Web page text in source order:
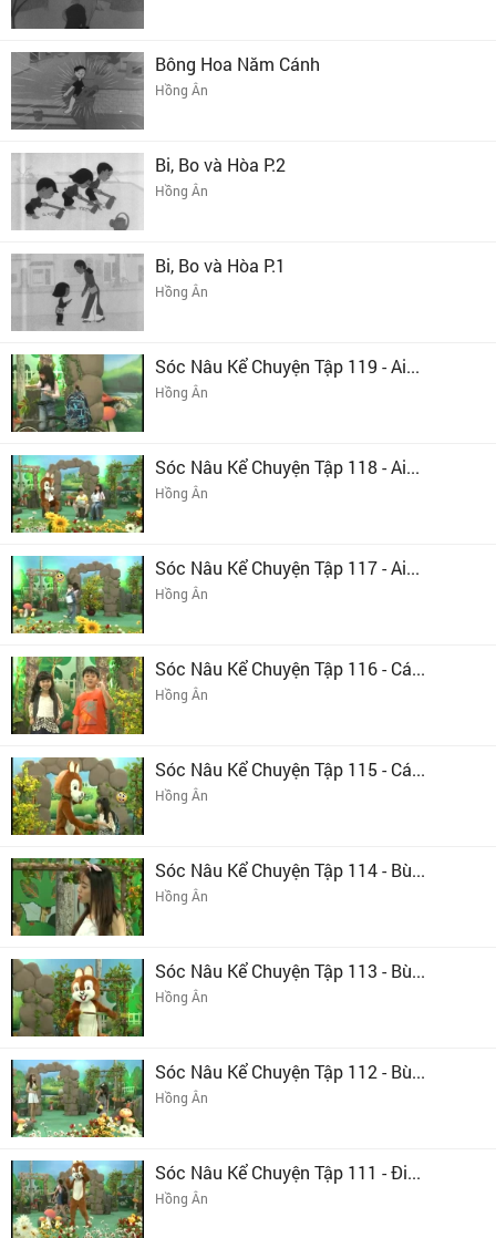
Bông Hoa Năm Cánh
Hồng Ân
Bi, Bo và Hòa P.2
Hồng Ân
Bi, Bo và Hòa P.1
Hồng Ân
Sóc Nâu Kể Chuyện Tập 119 - Ai...
Hồng Ân
Sóc Nâu Kể Chuyện Tập 118 - Ai...
Hồng Ân
Sóc Nâu Kể Chuyện Tập 117 - Ai...
Hồng Ân
Sóc Nâu Kể Chuyện Tập 116 - Cá...
Hồng Ân
Sóc Nâu Kể Chuyện Tập 115 - Cá...
Hồng Ân
Sóc Nâu Kể Chuyện Tập 114 - Bù...
Hồng Ân
Sóc Nâu Kể Chuyện Tập 113 - Bù...
Hồng Ân
Sóc Nâu Kể Chuyện Tập 112 - Bù...
Hồng Ân
Sóc Nâu Kể Chuyện Tập 111 - Đi...
Hồng Ân